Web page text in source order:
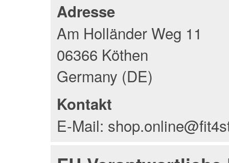
Adresse
Am Holländer Weg 11
06366 Köthen
Germany (DE)
Kontakt
E-Mail: